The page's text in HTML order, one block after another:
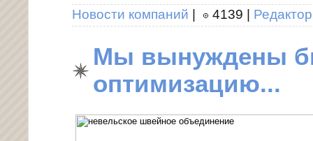
Новости компаний 4139 Редактор
Мы вынуждены
оптимизацию...